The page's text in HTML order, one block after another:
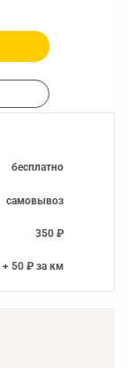
бесплатно
самовывоз
350 ₽
+ 50 ₽ за км